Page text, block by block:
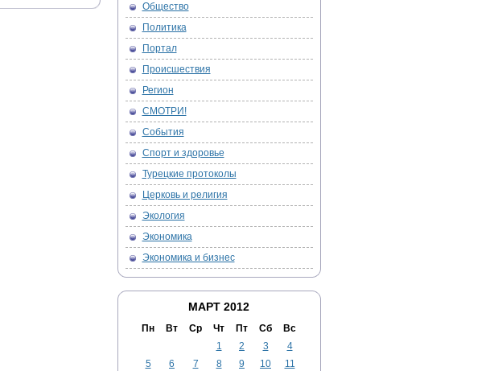
Общество
Политика
Портал
Происшествия
Регион
СМОТРИ!
События
Спорт и здоровье
Турецкие протоколы
Церковь и религия
Экология
Экономика
Экономика и бизнес
МАРТ 2012
Пн Вт Ср Чт Пт Сб Вс
1 2 3
4
5
6 7 8 9 10
11